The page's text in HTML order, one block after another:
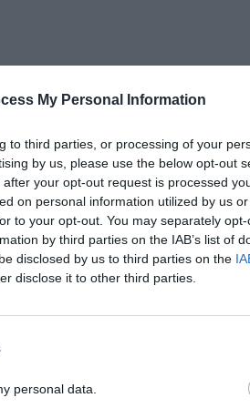
My Personal Information
to third parties, or processing of your
by us, please use the below opt-out
your opt-out request is processed
on personal information utilized by us
to your opt-out. You may separately
by third parties on the IAB’s list of
disclosed by us to third parties on the
disclose it to other third parties.
personal data.
que el centre
"en el procés d'adopció i
ha afegit que l'activitat
hagi desenvolupat unes
en especial solucions que
coneixements de domini